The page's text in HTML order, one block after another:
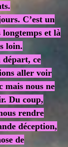
C’est un
et là
loin.
départ, ce
aller voir
mais nous ne
Du coup,
rendre
déception,
de